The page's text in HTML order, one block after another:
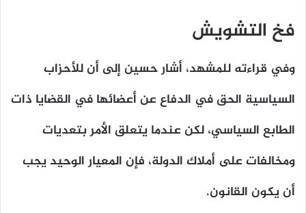
فخ التشويش
وفي قراءته للمشهد، أشار حسين إلى أن للأحزاب
السياسية الحق في الدفاع عن أعضائها في القضايا ذات
الطابع السياسي، لكن عندما يتعلق الأمر بتعديات
ومخالفات على أملاك الدولة، فإن المعيار الوحيد يجب
أن يكون القانون.